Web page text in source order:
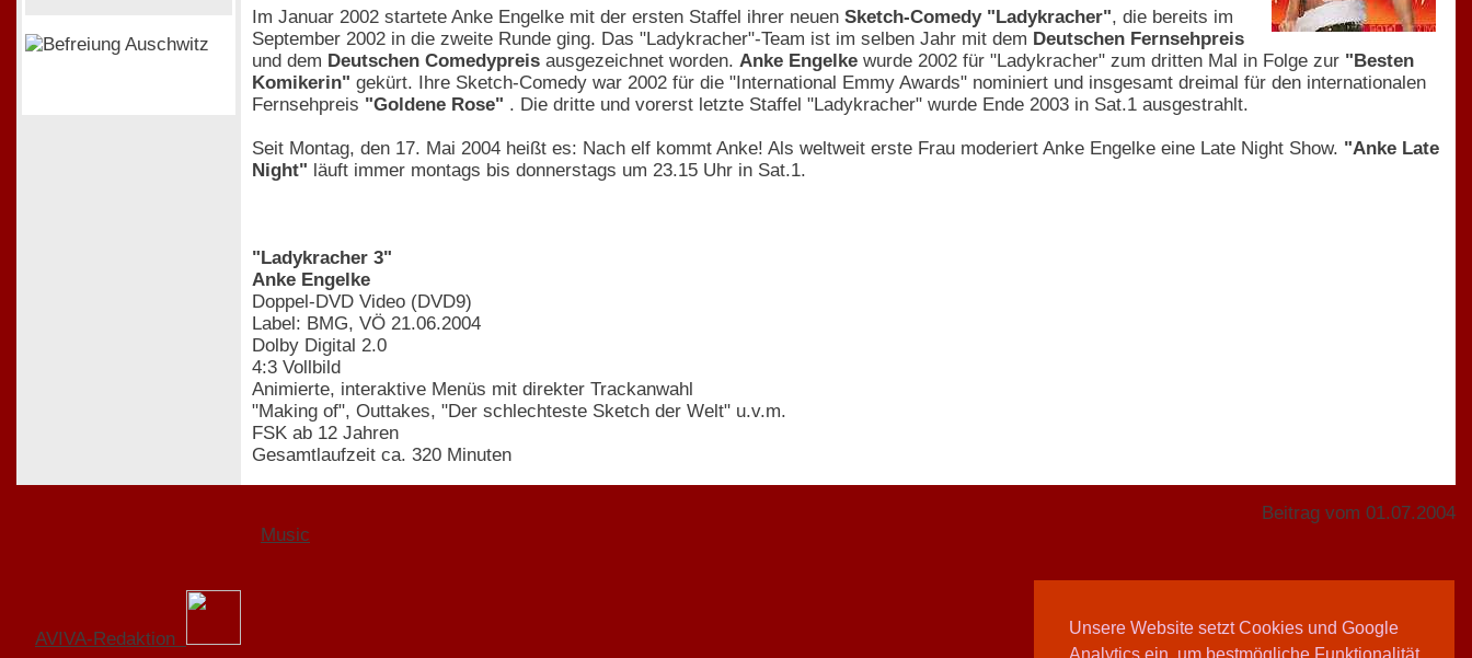
Unsere Website setzt Cookies und Google
Im Januar 2002 startete Anke Engelke mit der ersten Staffel ihrer neuen Sketch-Comedy "Ladykracher", die bereits im
September 2002 in die zweite Runde ging. Das "Ladykracher"-Team ist im selben Jahr mit dem Deutschen Fernsehpreis
und dem Deutschen Comedypreis ausgezeichnet worden. Anke Engelke wurde 2002 für "Ladykracher" zum dritten Mal in Folge zur "Besten
Komikerin" gekürt. Ihre Sketch-Comedy war 2002 für die "International Emmy Awards" nominiert und insgesamt dreimal für den internationalen
Fernsehpreis "Goldene Rose" . Die dritte und vorerst letzte Staffel "Ladykracher" wurde Ende 2003 in Sat.1 ausgestrahlt.
Seit Montag, den 17. Mai 2004 heißt es: Nach elf kommt Anke! Als weltweit erste Frau moderiert Anke Engelke eine Late Night Show. "Anke Late
Night" läuft immer montags bis donnerstags um 23.15 Uhr in Sat.1.
"Ladykracher 3"
Anke Engelke
Doppel-DVD Video (DVD9)
Label: BMG, VÖ 21.06.2004
Dolby Digital 2.0
4:3 Vollbild
Animierte, interaktive Menüs mit direkter Trackanwahl
"Making of", Outtakes, "Der schlechteste Sketch der Welt" u.v.m.
FSK ab 12 Jahren
Gesamtlaufzeit ca. 320 Minuten
Music
Beitrag vom 01.07.2004
AVIVA-Redaktion